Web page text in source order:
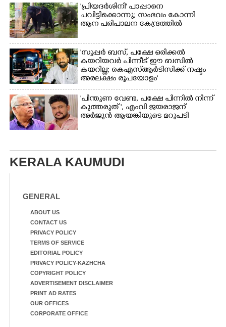
'പ്രിയദർശിനി' പാപ്പാനെ
ചവിട്ടിക്കൊന്നു; സംഭവം കോന്നി
ആന പരിപാലന കേന്ദ്രത്തിൽ
'സൂപ്പർ ബസ്, പക്ഷേ ഒരിക്കൽ
കയറിയവർ പിന്നീട് ഈ ബസിൽ
കയറില്ല; കെഎസ്ആർടിസിക്ക് നഷ്ടം
അരലക്ഷം രൂപയോളം'
"പിന്തുണ വേണ്ട,​ പക്ഷേ പിന്നിൽ നിന്ന്
കുത്തരുത് ", എംവി ജയരാജന്
അർജുൻ ആയങ്കിയുടെ മറുപടി
KERALA KAUMUDI
GENERAL
ABOUT US
CONTACT US
PRIVACY POLICY
TERMS OF SERVICE
EDITORIAL POLICY
PRIVACY POLICY-KAZHCHA
COPYRIGHT POLICY
ADVERTISEMENT DISCLAIMER
PRINT AD RATES
OUR OFFICES
CORPORATE OFFICE